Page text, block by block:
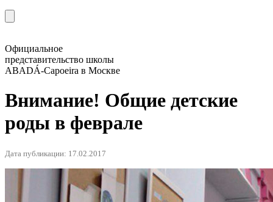
Официальное
представительство школы
ABADÁ-Capoeira в Москве
Внимание! Общие детские
роды в феврале
Дата публикации: 17.02.2017